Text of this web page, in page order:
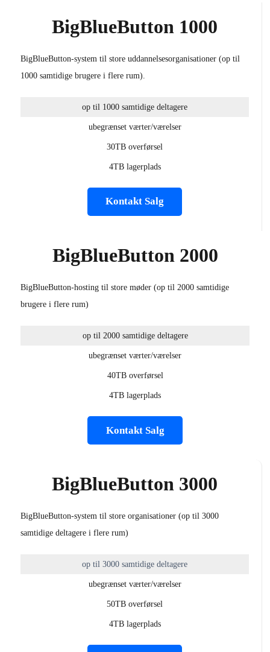
BigBlueButton 1000
BigBlueButton-system til store uddannelsesorganisationer (op til
1000 samtidige brugere i flere rum).
op til 1000 samtidige deltagere
ubegrænset værter/værelser
30TB overførsel
4TB lagerplads
Kontakt Salg
BigBlueButton 2000
BigBlueButton-hosting til store møder (op til 2000 samtidige
brugere i flere rum)
op til 2000 samtidige deltagere
ubegrænset værter/værelser
40TB overførsel
4TB lagerplads
Kontakt Salg
BigBlueButton 3000
BigBlueButton-system til store organisationer (op til 3000
samtidige deltagere i flere rum)
op til 3000 samtidige deltagere
ubegrænset værter/værelser
50TB overførsel
4TB lagerplads